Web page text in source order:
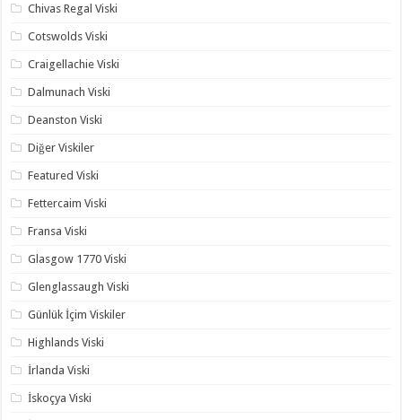
Chivas Regal Viski
Cotswolds Viski
Craigellachie Viski
Dalmunach Viski
Deanston Viski
Diğer Viskiler
Featured Viski
Fettercaim Viski
Fransa Viski
Glasgow 1770 Viski
Glenglassaugh Viski
Günlük İçim Viskiler
Highlands Viski
İrlanda Viski
İskoçya Viski